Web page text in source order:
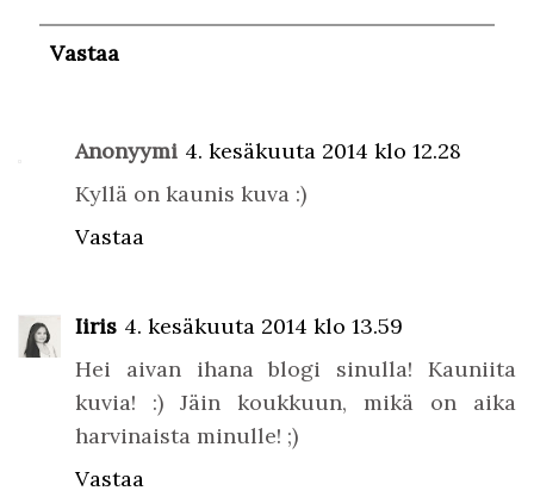
Vastaa
Anonyymi 4. kesäkuuta 2014 klo 12.28
Kyllä on kaunis kuva :)
Vastaa
Iiris 4. kesäkuuta 2014 klo 13.59
Hei aivan ihana blogi sinulla! Kauniita
kuvia! :) Jäin koukkuun, mikä on aika
harvinaista minulle! ;)
Vastaa